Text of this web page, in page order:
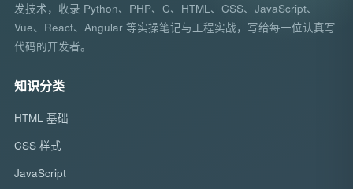
发技术，收录 Python、PHP、C、HTML、CSS、JavaScript、
Vue、React、Angular 等实操笔记与工程实战，写给每一位认真写
代码的开发者。
知识分类
HTML 基础
CSS 样式
JavaScript